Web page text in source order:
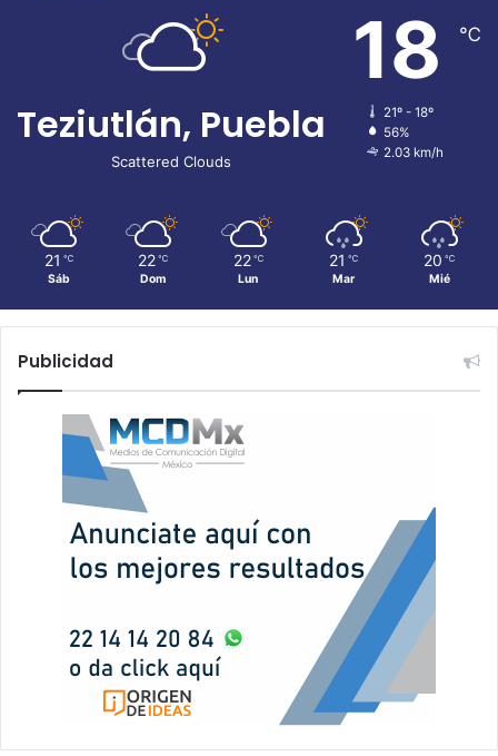
Teziutlán, Puebla
Scattered Clouds
18 ℃
21º - 18º
56%
2.03 km/h
21 ℃
Sáb
22 ℃
Dom
22 ℃
Lun
21 ℃
Mar
20 ℃
Mié
Publicidad